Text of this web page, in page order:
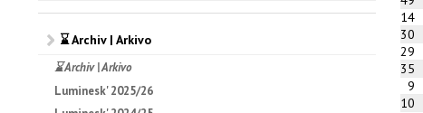
⌛ Archiv | Arkivo
⌛ Archiv | Arkivo
Luminesk' 2025/26
14
30
29
35
9
10